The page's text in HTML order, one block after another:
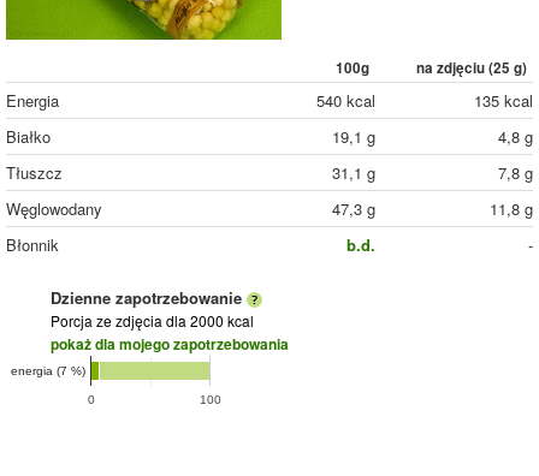
100g na zdjęciu (25 g)
Energia 540 kcal
135 kcal
Białko
19,1 g
4,8 g
Tłuszcz
31,1 g
7,8 g
Węglowodany
47,3 g
11,8 g
Błonnik
b.d. -
Dzienne zapotrzebowanie
Porcja ze zdjęcia dla 2000 kcal
pokaż dla mojego zapotrzebowania
0 100
energia (7 %)